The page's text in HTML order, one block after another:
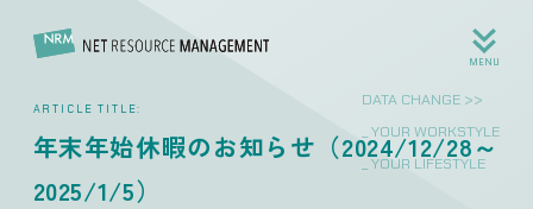
MENU
ARTICLE TITLE:
年末年始休暇のお知らせ（2024/12/28～
2025/1/5）
DATA CHANG
_ YOUR WOR
_ YOUR LIF